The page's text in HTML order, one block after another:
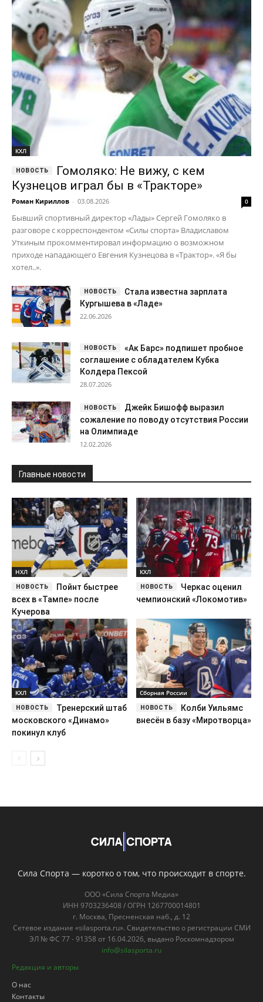
КХЛ
Гомоляко: Не вижу, с кем
Кузнецов играл бы в «Тракторе»
Роман Кириллов - 03.08.2026 0
Бывший спортивный директор «Лады» Сергей Гомоляко в
разговоре с корреспондентом «Силы спорта» Владиславом
Уткиным прокомментировал информацию о возможном
приходе нападающего Евгения Кузнецова в «Трактор». «Я бы
хотел..».
Стала известна зарплата
Кургышева в «Ладе»
22.06.2026
«Ак Барс» подпишет пробное
соглашение с обладателем Кубка
Колдера Пексой
28.07.2026
Джейк Бишофф выразил
сожаление по поводу отсутствия России
на Олимпиаде
12.02.2026
Главные новости
НХЛ
Пойнт быстрее
всех в «Тампе» после
Кучерова
КХЛ
Черкас оценил
чемпионский «Локомотив»
КХЛ
Тренерский штаб
московского «Динамо»
покинул клуб
Сборная России
Колби Уильямс
внесён в базу «Миротворца»
Сила Спорта — коротко о том, что происходит в спорте.
ООО «Сила Спорта Медиа»
ИНН 9703236408 / ОГРН 1267700014801
г. Москва, Пресненская наб., д. 12
Сетевое издание «silasporta.ru». Свидетельство о регистрации СМИ
ЭЛ № ФС 77 - 91358 от 16.04.2026, выдано Роскомнадзором
info@silasporta.ru
Редакция и авторы
О нас
Контакты